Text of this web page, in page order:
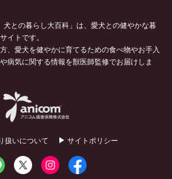
犬との暮らし大百科」は、愛犬との健やかな暮
イトです。
、愛犬を健やかに育てるための食べ物やお手入
病気に関する情報を獣医師監修でお届けしま
扱いについて サイトポリシー